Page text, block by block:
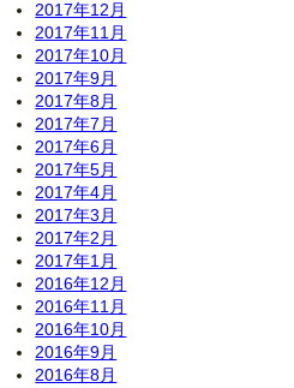
2017年12月
2017年11月
2017年10月
2017年9月
2017年8月
2017年7月
2017年6月
2017年5月
2017年4月
2017年3月
2017年2月
2017年1月
2016年12月
2016年11月
2016年10月
2016年9月
2016年8月